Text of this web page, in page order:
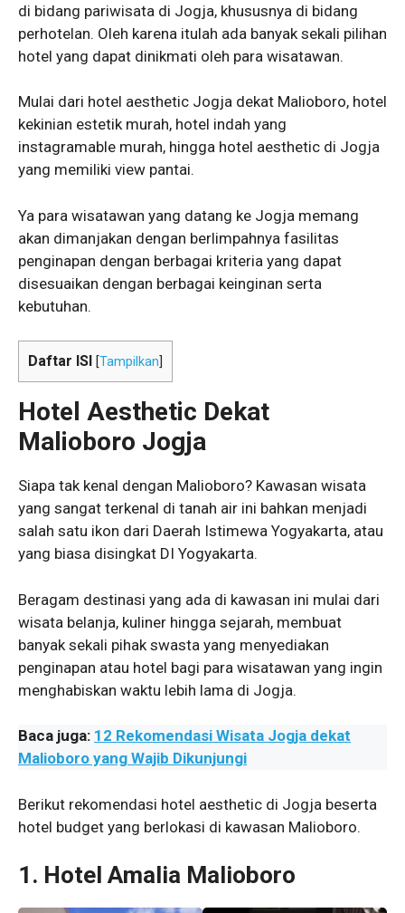
di bidang pariwisata di Jogja, khususnya di bidang
perhotelan. Oleh karena itulah ada banyak sekali pilihan
hotel yang dapat dinikmati oleh para wisatawan.
Mulai dari hotel aesthetic Jogja dekat Malioboro, hotel
kekinian estetik murah, hotel indah yang
instagramable murah, hingga hotel aesthetic di Jogja
yang memiliki view pantai.
Ya para wisatawan yang datang ke Jogja memang
akan dimanjakan dengan berlimpahnya fasilitas
penginapan dengan berbagai kriteria yang dapat
disesuaikan dengan berbagai keinginan serta
kebutuhan.
Daftar ISI [Tampilkan
Hotel Aesthetic Dekat
Malioboro Jogja
Siapa tak kenal dengan Malioboro? Kawasan wisata
yang sangat terkenal di tanah air ini bahkan menjadi
salah satu ikon dari Daerah Istimewa Yogyakarta, atau
yang biasa disingkat DI Yogyakarta.
Beragam destinasi yang ada di kawasan ini mulai dari
wisata belanja, kuliner hingga sejarah, membuat
banyak sekali pihak swasta yang menyediakan
penginapan atau hotel bagi para wisatawan yang ingin
menghabiskan waktu lebih lama di Jogja.
Baca juga: 12 Rekomendasi Wisata Jogja dekat
Malioboro yang Wajib Dikunjungi
Berikut rekomendasi hotel aesthetic di Jogja beserta
hotel budget yang berlokasi di kawasan Malioboro.
1. Hotel Amalia Malioboro